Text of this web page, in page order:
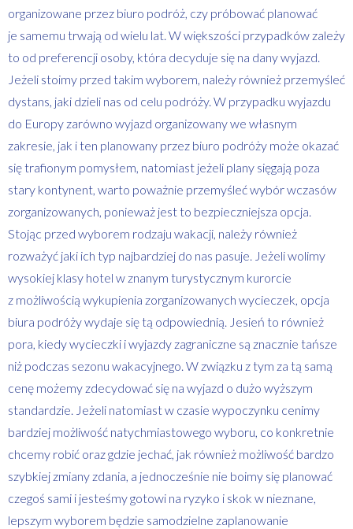
organizowane przez biuro podróż, czy próbować planować
je samemu trwają od wielu lat. W większości przypadków zależy
to od preferencji osoby, która decyduje się na dany wyjazd.
Jeżeli stoimy przed takim wyborem, należy również przemyśleć
dystans, jaki dzieli nas od celu podróży. W przypadku wyjazdu
do Europy zarówno wyjazd organizowany we własnym
zakresie, jak i ten planowany przez biuro podróży może okazać
się trafionym pomysłem, natomiast jeżeli plany sięgają poza
stary kontynent, warto poważnie przemyśleć wybór wczasów
zorganizowanych, ponieważ jest to bezpieczniejsza opcja.
Stojąc przed wyborem rodzaju wakacji, należy również
rozważyć jaki ich typ najbardziej do nas pasuje. Jeżeli wolimy
wysokiej klasy hotel w znanym turystycznym kurorcie
z możliwością wykupienia zorganizowanych wycieczek, opcja
biura podróży wydaje się tą odpowiednią. Jesień to również
pora, kiedy wycieczki i wyjazdy zagraniczne są znacznie tańsze
niż podczas sezonu wakacyjnego. W związku z tym za tą samą
cenę możemy zdecydować się na wyjazd o dużo wyższym
standardzie. Jeżeli natomiast w czasie wypoczynku cenimy
bardziej możliwość natychmiastowego wyboru, co konkretnie
chcemy robić oraz gdzie jechać, jak również możliwość bardzo
szybkiej zmiany zdania, a jednocześnie nie boimy się planować
czegoś sami i jesteśmy gotowi na ryzyko i skok w nieznane,
lepszym wyborem będzie samodzielne zaplanowanie